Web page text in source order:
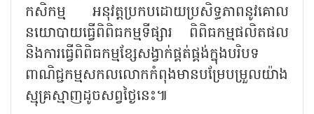
កសិកម្ម អនុវត្តប្រកបដោយប្រសិទ្ធភាពនូវគោល
នយោបាយធ្វើពិពិធកម្មទីផ្សារ ពិពិធកម្មផលិតផល
និងការធ្វើពិពិធកម្មខ្សែសង្វាក់ផ្គត់ផ្គង់ក្នុងបរិបទ
ពាណិជ្ជកម្មសកលលោកកំពុងមានបម្រែបម្រួលយ៉ាង
ស្មុគ្រស្មាញដូចសព្វថ្ងៃនេះ៕